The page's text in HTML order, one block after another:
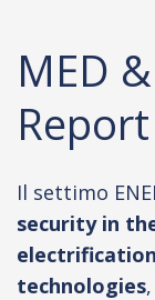
MED
Il settimo
security in
technologies